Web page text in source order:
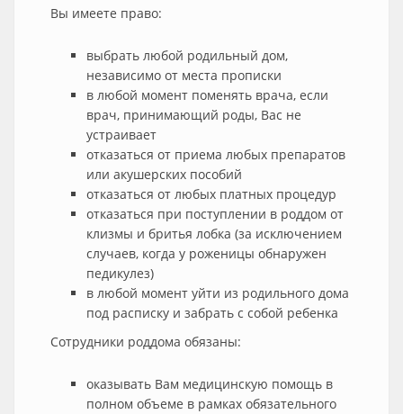
Вы имеете право:
выбрать любой родильный дом,
независимо от места прописки
в любой момент поменять врача, если
врач, принимающий роды, Вас не
устраивает
отказаться от приема любых препаратов
или акушерских пособий
отказаться от любых платных процедур
отказаться при поступлении в роддом от
клизмы и бритья лобка (за исключением
случаев, когда у роженицы обнаружен
педикулез)
в любой момент уйти из родильного дома
под расписку и забрать с собой ребенка
Сотрудники роддома обязаны:
оказывать Вам медицинскую помощь в
полном объеме в рамках обязательного